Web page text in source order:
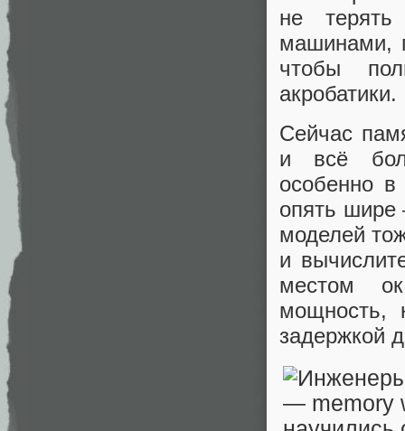
не
машинами,
чтобы
акробатики.
Сейчас
и всё
особенно
опять шире
моделей
и
местом
мощность,
задержкой